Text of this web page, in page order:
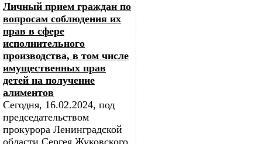
Личный прием граждан по
вопросам соблюдения их
прав в сфере
исполнительного
производства, в том числе
имущественных прав
детей на получение
алиментов
Сегодня, 16.02.2024, под
председательством
прокурора Ленинградской
области Сергея Жуковского